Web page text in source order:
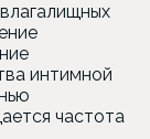
интимной
частота